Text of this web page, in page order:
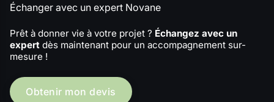
Échanger avec un expert Novane
Prêt à donner vie à votre projet ? Échangez avec un
expert dès maintenant pour un accompagnement sur-
mesure !
Obtenir mon devis